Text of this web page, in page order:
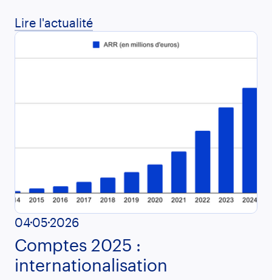
Lire l'actualité
0405 2026
Comptes 2025 :
internationalisation